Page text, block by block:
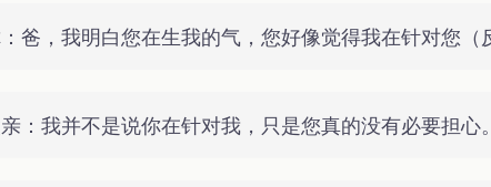
爸，我明白您在生我的气，您好像觉得我在针对您（
：我并不是说你在针对我，只是您真的没有必要担心。